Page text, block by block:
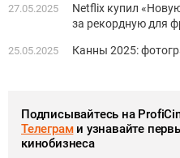
27.05.2025
Netflix купил
за рекордную для
25.05.2025 Канны 2025:
Подписывайтесь на
Телеграми узнавайте
кинобизнеса